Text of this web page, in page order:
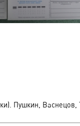
Пушкин, Васнецов,